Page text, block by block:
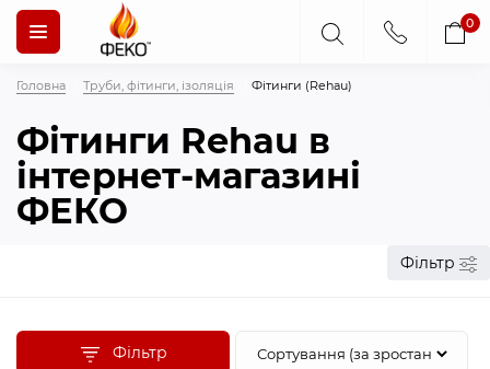
0
Головна Труби, фітинги, ізоляція Фітинги (Rehau)
Фітинги Rehau в
інтернет-магазині
ФЕКО
Фільтр
Фільтр